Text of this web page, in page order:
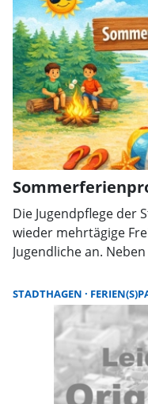
Die Jugendpflege der
wieder mehrtägige
Jugendliche an.
Anmeldungen sind
möglich.
STADTHAGEN